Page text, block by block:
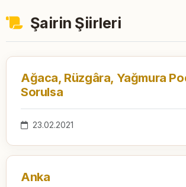
Şairin Şiirleri
Ağaca, Rüzgâra, Yağmura
Sorulsa
23.02.2021
Anka